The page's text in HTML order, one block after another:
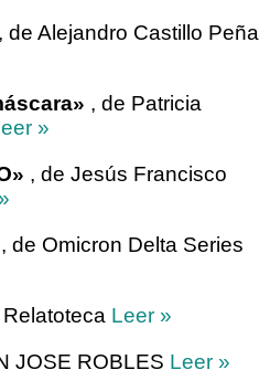
, de Alejandro Castillo Peña
, de Patricia
»
, de Jesús Francisco
, de Omicron Delta Series
Leer »
JOSE ROBLES Leer »